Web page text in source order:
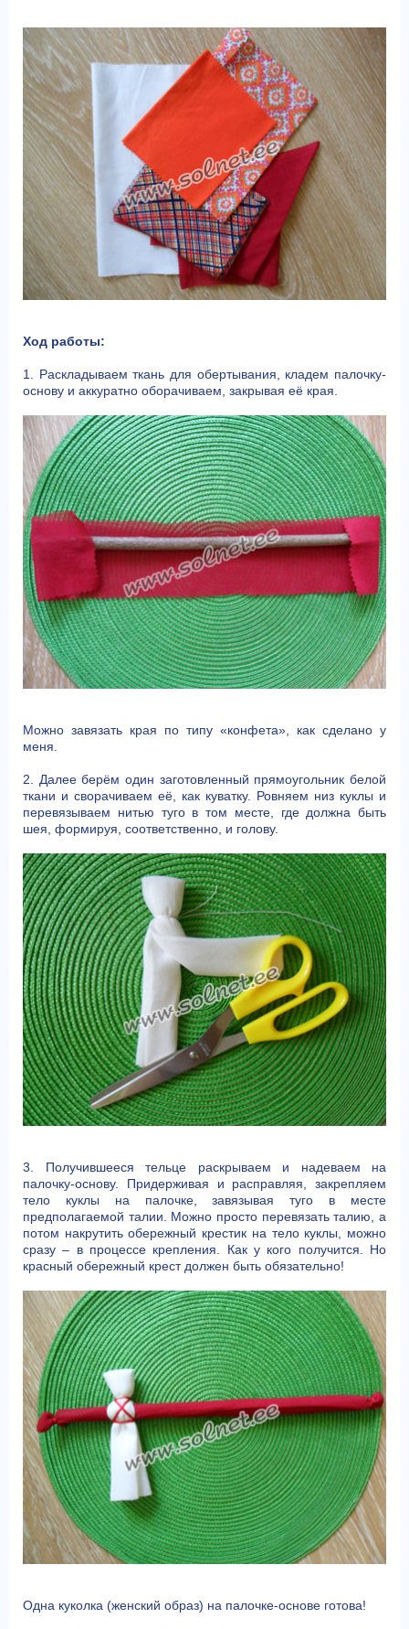
Ход работы:
1. Раскладываем ткань для обертывания, кладем палочку-
основу и аккуратно оборачиваем, закрывая её края.
Можно завязать края по типу «конфета», как сделано у
меня.
2. Далее берём один заготовленный прямоугольник белой
ткани и сворачиваем её, как куватку. Ровняем низ куклы и
перевязываем нитью туго в том месте, где должна быть
шея, формируя, соответственно, и голову.
3. Получившееся тельце раскрываем и надеваем на
палочку-основу. Придерживая и расправляя, закрепляем
тело куклы на палочке, завязывая туго в месте
предполагаемой талии. Можно просто перевязать талию, а
потом накрутить обережный крестик на тело куклы, можно
сразу – в процессе крепления. Как у кого получится. Но
красный обережный крест должен быть обязательно!
Одна куколка (женский образ) на палочке-основе готова!